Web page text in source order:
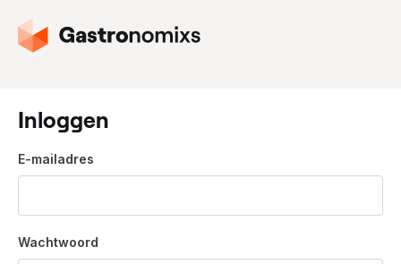
G
a
a
r
d
e
o
m
e
Inloggen
E-mailadres
Wachtwoord